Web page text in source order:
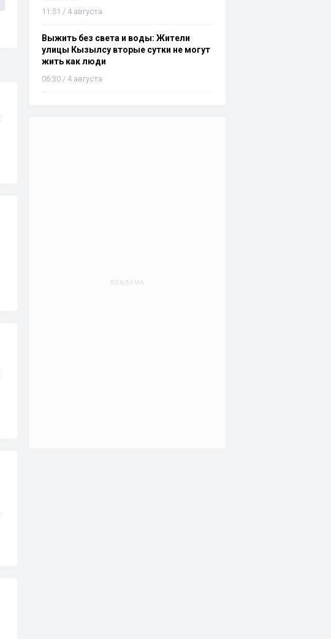
11:51 / 4 августа
Выжить без света и воды: Жители
улицы Кызылсу вторые сутки не могут
жить как люди
06:30 / 4 августа